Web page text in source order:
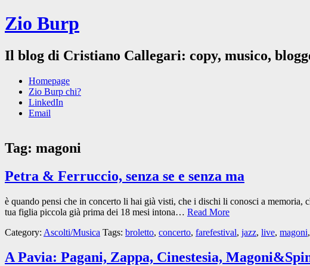
Zio Burp
Il blog di Cristiano Callegari: copy, musico,
Homepage
Zio Burp chi?
LinkedIn
Email
Tag: magoni
Petra & Ferruccio, senza se e senza ma
è quando pensi che in concerto li hai già visti, che i dischi li conosci a memoria,
tua figlia piccola già prima dei 18 mesi intona… Read More
Category: Ascolti/Musica Tags: broletto, concerto, farefestival, jazz, live, magoni,
A Pavia: Pagani, Zappa, Cinestesia,